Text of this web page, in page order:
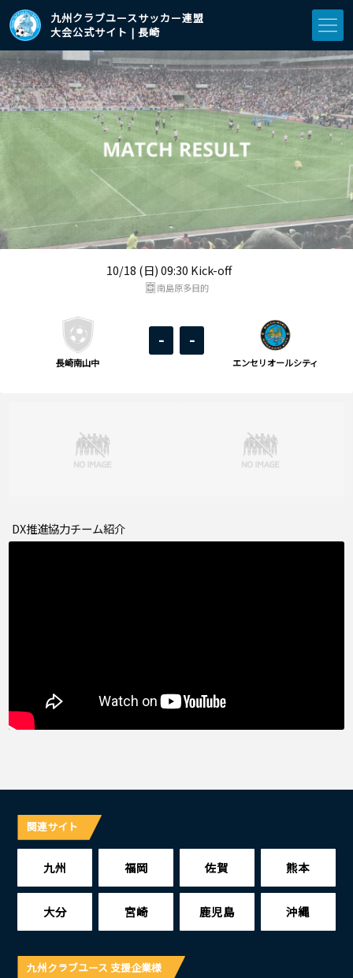
九州クラブユースサッカー連盟
大会公式サイト | 長崎
10/18 (日) 09:30 Kick-off
長崎南山中
- -
エンセリオールシティ
南島原多目的
DX推進協力チーム紹介
関連サイト
九州 福岡 佐賀 熊本
大分 宮崎 鹿児島 沖縄
九州クラブユース 支援企業様